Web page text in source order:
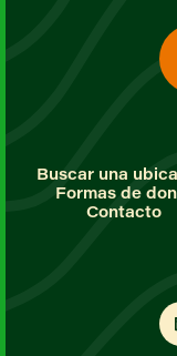
Buscar una
Formas de
Contacto